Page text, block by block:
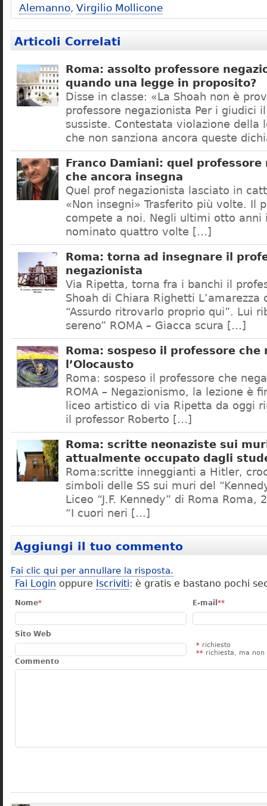
Alemanno, Virgilio Mollicone
Articoli Correlati
Roma: assolto professore
quando una legge in proposito?
Disse in classe: «La Shoah non è
professore negazionista Per i giudici
sussiste. Contestata violazione della
che non sanziona ancora queste
Franco Damiani: quel professore
che ancora insegna
Quel prof negazionista lasciato in
«Non insegni» Trasferito più volte. Il
compete a noi. Negli ultimi otto anni
nominato quattro volte […]
Roma: torna ad insegnare il
negazionista
Via Ripetta, torna fra i banchi il
Shoah di Chiara Righetti L’amarezza
“Assurdo ritrovarlo proprio qui”. Lui
sereno” ROMA – Giacca scura […]
Roma: sospeso il professore che
l’Olocausto
Roma: sospeso il professore che
ROMA – Negazionismo, la lezione è
liceo artistico di via Ripetta da oggi
il professor Roberto […]
Roma: scritte neonaziste sui
attualmente occupato dagli
Roma:scritte inneggianti a Hitler,
simboli delle SS sui muri del
Liceo “J.F. Kennedy” di Roma Roma,
“I cuori neri […]
Aggiungi il tuo commento
Fai clic qui per annullare la risposta.
Fai Login oppure Iscriviti: è gratis e bastano pochi
Nome* E-mail **
Sito Web
* richiesto
** richiesta, ma non
Commento